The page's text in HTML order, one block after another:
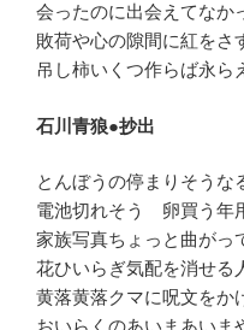
会ったのに出会えてな
敗荷や心の隙間に紅を
吊し柿いくつ作らば永
石川青狼●抄出
とんぼうの停まりそう
電池切れそう 卵買う年
家族写真ちょっと曲が
花ひいらぎ気配を消せ
黄落黄落クマに呪文を
おいらくのあいまあい